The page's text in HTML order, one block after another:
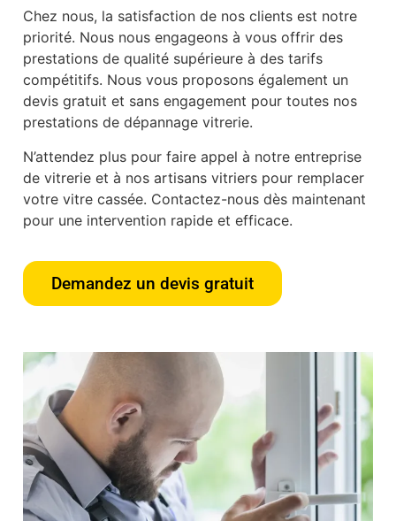
Chez nous, la satisfaction de nos clients est notre
priorité. Nous nous engageons à vous offrir des
prestations de qualité supérieure à des tarifs
compétitifs. Nous vous proposons également un
devis gratuit et sans engagement pour toutes nos
prestations de dépannage vitrerie.
N’attendez plus pour faire appel à notre entreprise
de vitrerie et à nos artisans vitriers pour remplacer
votre vitre cassée. Contactez-nous dès maintenant
pour une intervention rapide et efficace.
Demandez un devis gratuit